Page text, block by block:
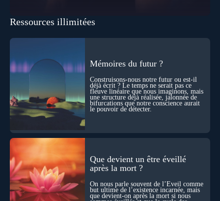
les pensées d’autrui ? Que deviennent l’espace, le temps… et
disparaître ? Au fil de cet échange, Nicolas raconte ses
durant ses sorties, protocoles scientifiques… et toujours, cette
sensation étrange d’être relié à bien plus vaste que lui-même
! Sommes-nous à l’aube d’une révolution de la conscience ?
Sans doute. Mais encore faut-il accepter d’explorer ces
territoires avec lucidité, et rigueur…
Ressources illimitées
Mémoires du futur ?
Construisons-nous notre futur ou est-il
déjà écrit ? Le temps ne serait pas ce
fleuve linéaire que nous imaginons, mais
une structure déjà réalisée, jalonnée de
bifurcations que notre conscience aurait
le pouvoir de détecter.
Que devient un être éveillé
après la mort ?
On nous parle souvent de l’Éveil comme
but ultime de l’existence incarnée, mais
que devient-on après la mort si nous